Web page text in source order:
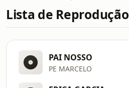
Lista de Reprodução
PAI NOSSO
PE MARCELO